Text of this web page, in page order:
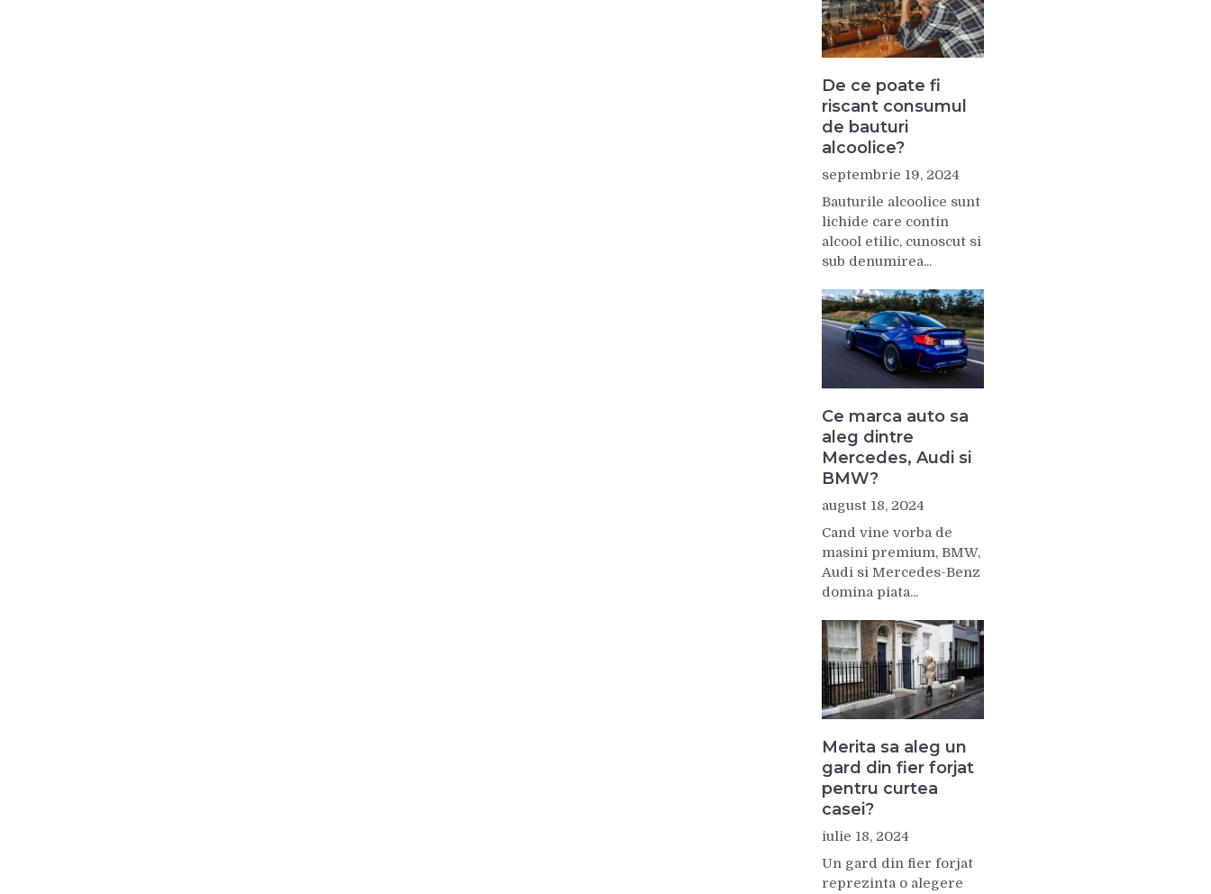
De ce poate fi
riscant consumul
de bauturi
alcoolice?
septembrie 19, 2024
Bauturile alcoolice sunt
lichide care contin
alcool etilic, cunoscut si
sub denumirea...
Ce marca auto sa
aleg dintre
Mercedes, Audi si
BMW?
august 18, 2024
Cand vine vorba de
masini premium, BMW,
Audi si Mercedes-Benz
domina piata...
Merita sa aleg un
gard din fier forjat
pentru curtea
casei?
iulie 18, 2024
Un gard din fier forjat
reprezinta o alegere